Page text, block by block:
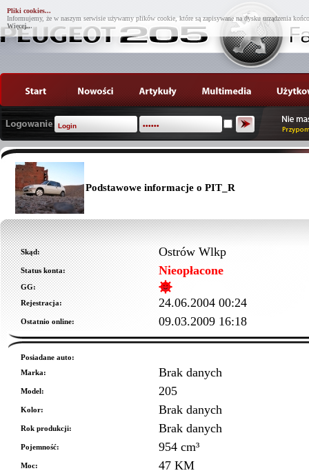
Pliki cookies...
Informujemy, że w naszym serwisie używamy plików cookie, które są zapisywane na dysku urządzenia
Więcej...
Podstawowe informacje o PIT_R
Skąd: Ostrów Wlkp
Status konta: Nieopłacone
GG:
Rejestracja:
24.06.2004 00:24
Ostatnio online: 09.03.2009 16:18
Posiadane auto:
Marka:
Brak danych
Model: 205
Kolor: Brak danych
Rok produkcji: Brak danych
Pojemność: 954 cm³
Moc: 47 KM